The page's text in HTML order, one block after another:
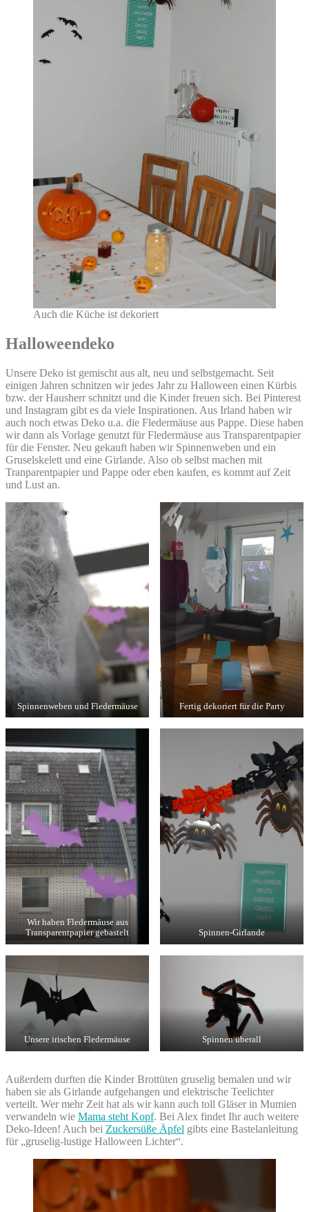
Auch die Küche ist dekoriert
Halloweendeko
Unsere Deko ist gemischt aus alt, neu und selbstgemacht. Seit
einigen Jahren schnitzen wir jedes Jahr zu Halloween einen Kürbis
bzw. der Hausherr schnitzt und die Kinder freuen sich. Bei Pinterest
und Instagram gibt es da viele Inspirationen. Aus Irland haben wir
auch noch etwas Deko u.a. die Fledermäuse aus Pappe. Diese haben
wir dann als Vorlage genutzt für Fledermäuse aus Transparentpapier
für die Fenster. Neu gekauft haben wir Spinnenweben und ein
Gruselskelett und eine Girlande. Also ob selbst machen mit
Tranparentpapier und Pappe oder eben kaufen, es kommt auf Zeit
und Lust an.
Spinnenweben und Fledermäuse Fertig dekoriert für die Party
Wir haben Fledermäuse aus
Transparentpapier gebastelt
Spinnen-Girlande
Unsere irischen Fledermäuse Spinnen überall
Außerdem durften die Kinder Brottüten gruselig bemalen und wir
haben sie als Girlande aufgehangen und elektrische Teelichter
verteilt. Wer mehr Zeit hat als wir kann auch toll Gläser in Mumien
verwandeln wie Mama steht Kopf. Bei Alex findet Ihr auch weitere
Deko-Ideen! Auch bei Zuckersüße Äpfel gibts eine Bastelanleitung
für „gruselig-lustige Halloween Lichter“.